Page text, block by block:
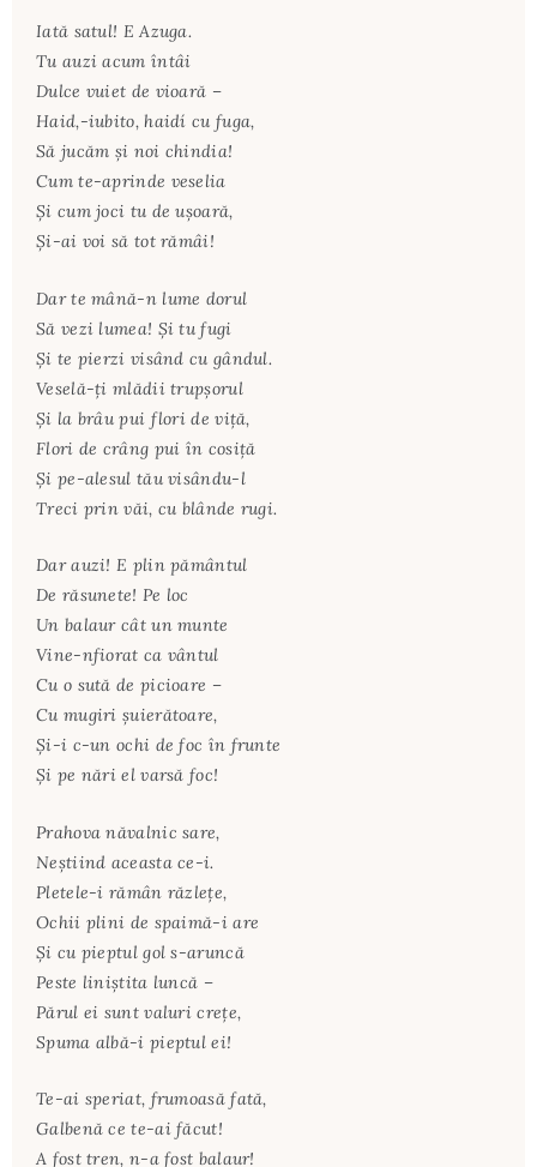
Iată satul! E Azuga.
Tu auzi acum întâi
Dulce vuiet de vioară –
Haid,-iubito, haidí cu fuga,
Să jucăm şi noi chindia!
Cum te-aprinde veselia
Şi cum joci tu de uşoară,
Şi-ai voi să tot rămâi!
Dar te mână-n lume dorul
Să vezi lumea! Şi tu fugi
Şi te pierzi visând cu gândul.
Veselă-ţi mlădii trupşorul
Şi la brâu pui flori de viţă,
Flori de crâng pui în cosiţă
Şi pe-alesul tău visându-l
Treci prin văi, cu blânde rugi.
Dar auzi! E plin pământul
De răsunete! Pe loc
Un balaur cât un munte
Vine-nfiorat ca vântul
Cu o sută de picioare –
Cu mugiri şuierătoare,
Şi-i c-un ochi de foc în frunte
Şi pe nări el varsă foc!
Prahova năvalnic sare,
Neştiind aceasta ce-i.
Pletele-i rămân răzleţe,
Ochii plini de spaimă-i are
Şi cu pieptul gol s-aruncă
Peste liniştita luncă –
Părul ei sunt valuri creţe,
Spuma albă-i pieptul ei!
Te-ai speriat, frumoasă fată,
Galbenă ce te-ai făcut!
A fost tren, n-a fost balaur!